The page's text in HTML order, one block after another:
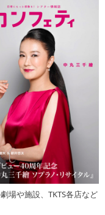
場や施設、TKTS各店など